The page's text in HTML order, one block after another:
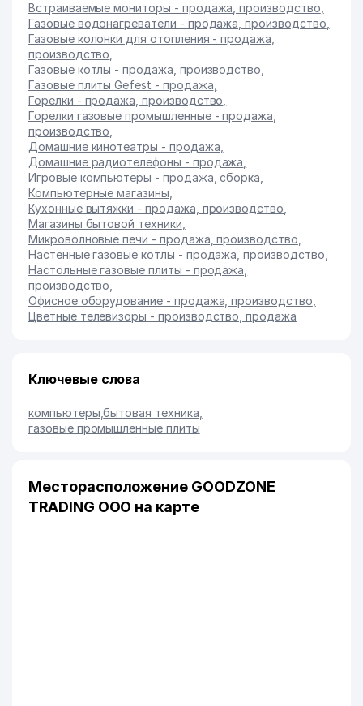
Встраиваемые мониторы - продажа, производство
Газовые водонагреватели - продажа, производство
Газовые колонки для отопления - продажа,
производство
Газовые котлы - продажа, производство
Газовые плиты Gefest - продажа
Горелки - продажа, производство
Горелки газовые промышленные - продажа,
производство
Домашние кинотеатры - продажа
Домашние радиотелефоны - продажа
Игровые компьютеры - продажа, сборка
Компьютерные магазины
Кухонные вытяжки - продажа, производство
Магазины бытовой техники
Микроволновые печи - продажа, производство
Настенные газовые котлы - продажа, производство
Настольные газовые плиты - продажа,
производство
Офисное оборудование - продажа, производство
Цветные телевизоры - производство, продажа
Ключевые слова
компьютеры ,бытовая техника
газовые промышленные плиты
Месторасположение GOODZONE
TRADING ООО на карте